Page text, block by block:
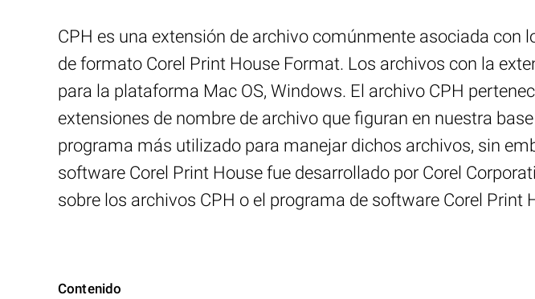
CPH es una extensión de archivo comúnmente asociada con
de formato Corel Print House Format. Los archivos con la
para la plataforma Mac OS, Windows. El archivo CPH
extensiones de nombre de archivo que figuran en nuestra
programa más utilizado para manejar dichos archivos, sin
software Corel Print House fue desarrollado por Corel
sobre los archivos CPH o el programa de software Corel Print
Contenido